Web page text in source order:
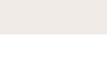
купанием (и в море, и в